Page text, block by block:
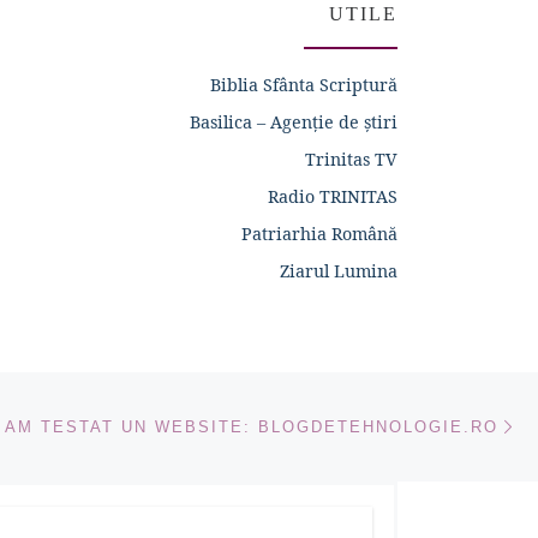
UTILE
Biblia Sfânta Scriptură
Basilica – Agenție de știri
Trinitas TV
Radio TRINITAS
Patriarhia Română
Ziarul Lumina
AM TESTAT UN WEBSITE: BLOGDETEHNOLOGIE.RO